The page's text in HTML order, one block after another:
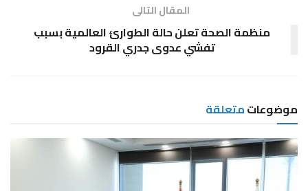
المقال التالى
منظمة الصحة تعلن حالة الطوارئ العالمية بسبب
تفشي عدوى جدري القرود
موضوعاتمتعلقة